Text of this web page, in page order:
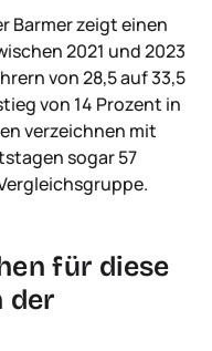
Barmer zeigt einen
2021 und 2023
von 28,5 auf 33,5
von 14 Prozent in
verzeichnen mit
sogar 57
für diese
der